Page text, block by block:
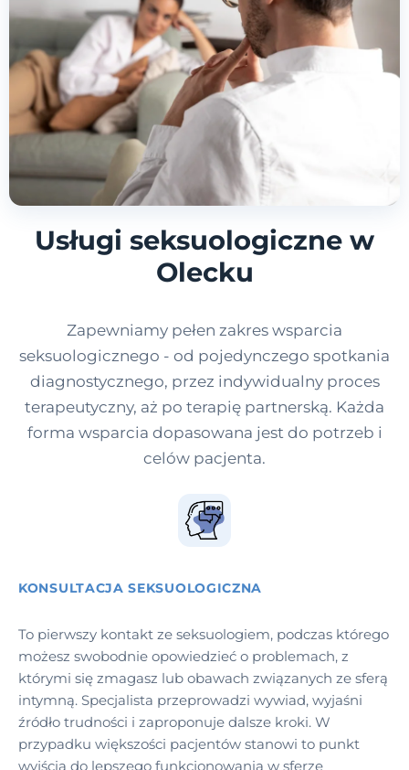
Usługi seksuologiczne w
Olecku
Zapewniamy pełen zakres wsparcia
seksuologicznego - od pojedynczego spotkania
diagnostycznego, przez indywidualny proces
terapeutyczny, aż po terapię partnerską. Każda
forma wsparcia dopasowana jest do potrzeb i
celów pacjenta.
KONSULTACJA SEKSUOLOGICZNA
To pierwszy kontakt ze seksuologiem, podczas którego
możesz swobodnie opowiedzieć o problemach, z
którymi się zmagasz lub obawach związanych ze sferą
intymną. Specjalista przeprowadzi wywiad, wyjaśni
źródło trudności i zaproponuje dalsze kroki. W
przypadku większości pacjentów stanowi to punkt
wyjścia do lepszego funkcjonowania w sferze